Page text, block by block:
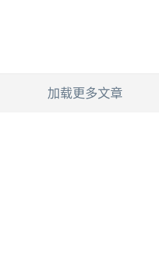
加载更多文章